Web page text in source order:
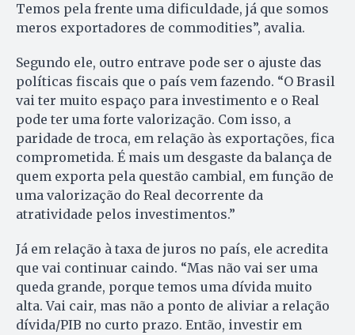
Temos pela frente uma dificuldade, já que somos
meros exportadores de commodities”, avalia.
Segundo ele, outro entrave pode ser o ajuste das
políticas fiscais que o país vem fazendo. “O Brasil
vai ter muito espaço para investimento e o Real
pode ter uma forte valorização. Com isso, a
paridade de troca, em relação às exportações, fica
comprometida. É mais um desgaste da balança de
quem exporta pela questão cambial, em função de
uma valorização do Real decorrente da
atratividade pelos investimentos.”
Já em relação à taxa de juros no país, ele acredita
que vai continuar caindo. “Mas não vai ser uma
queda grande, porque temos uma dívida muito
alta. Vai cair, mas não a ponto de aliviar a relação
dívida/PIB no curto prazo. Então, investir em